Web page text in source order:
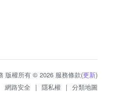
版權所有 © 2026 服務條款(更新)
網路安全 | 隱私權 | 分類地圖